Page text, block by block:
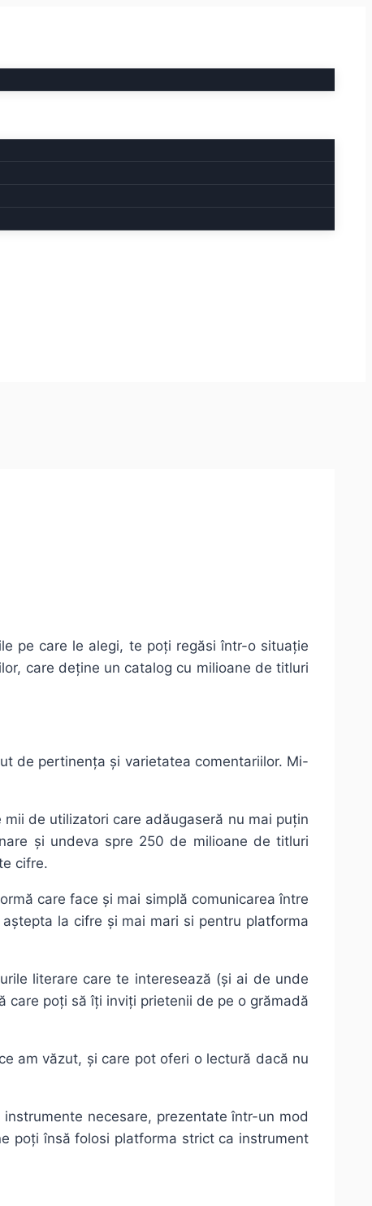
pe care le alegi, te poți regăsi într-o situație
care deține un catalog cu milioane de titluri
de pertinența și varietatea comentariilor. Mi-
de utilizatori care adăugaseră nu mai puțin
și undeva spre 250 de milioane de titluri
cifre.
care face și mai simplă comunicarea între
la cifre și mai mari si pentru platforma
literare care te interesează (și ai de unde
care poți să îți inviți prietenii de pe o grămadă
am văzut, și care pot oferi o lectură dacă nu
necesare, prezentate într-un mod
poți însă folosi platforma strict ca instrument